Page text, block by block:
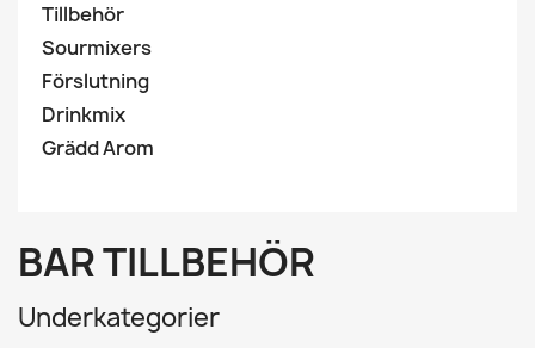
Tillbehör
Sourmixers
Förslutning
Drinkmix
Grädd Arom
BAR TILLBEHÖR
Underkategorier